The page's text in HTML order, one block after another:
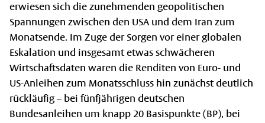
erwiesen sich die zunehmenden geopolitischen
Spannungen zwischen den USA und dem Iran zum
Monatsende. Im Zuge der Sorgen vor einer globalen
Eskalation und insgesamt etwas schwächeren
Wirtschaftsdaten waren die Renditen von Euro- und
US-Anleihen zum Monatsschluss hin zunächst deutlich
rückläufig – bei fünfjährigen deutschen
Bundesanleihen um knapp 20 Basispunkte (BP), bei